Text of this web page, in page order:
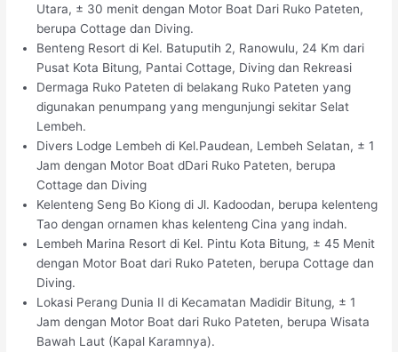
Utara, ± 30 menit dengan Motor Boat Dari Ruko Pateten,
berupa Cottage dan Diving.
Benteng Resort di Kel. Batuputih 2, Ranowulu, 24 Km dari
Pusat Kota Bitung, Pantai Cottage, Diving dan Rekreasi
Dermaga Ruko Pateten di belakang Ruko Pateten yang
digunakan penumpang yang mengunjungi sekitar Selat
Lembeh.
Divers Lodge Lembeh di Kel.Paudean, Lembeh Selatan, ± 1
Jam dengan Motor Boat dDari Ruko Pateten, berupa
Cottage dan Diving
Kelenteng Seng Bo Kiong di Jl. Kadoodan, berupa kelenteng
Tao dengan ornamen khas kelenteng Cina yang indah.
Lembeh Marina Resort di Kel. Pintu Kota Bitung, ± 45 Menit
dengan Motor Boat dari Ruko Pateten, berupa Cottage dan
Diving.
Lokasi Perang Dunia II di Kecamatan Madidir Bitung, ± 1
Jam dengan Motor Boat dari Ruko Pateten, berupa Wisata
Bawah Laut (Kapal Karamnya).